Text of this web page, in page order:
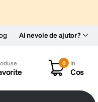
Ai nevoie de ajutor?
0 In
Cos